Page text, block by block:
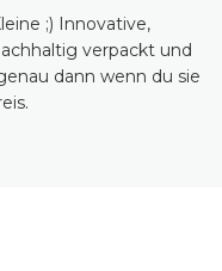
;) Innovative,
verpackt und
dann wenn du sie